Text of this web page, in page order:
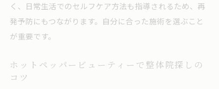
く、日常生活でのセルフケア方法も指導されるため、再
発予防にもつながります。自分に合った施術を選ぶこと
が重要です。
ホットペッパービューティーで整体院探しの
コツ